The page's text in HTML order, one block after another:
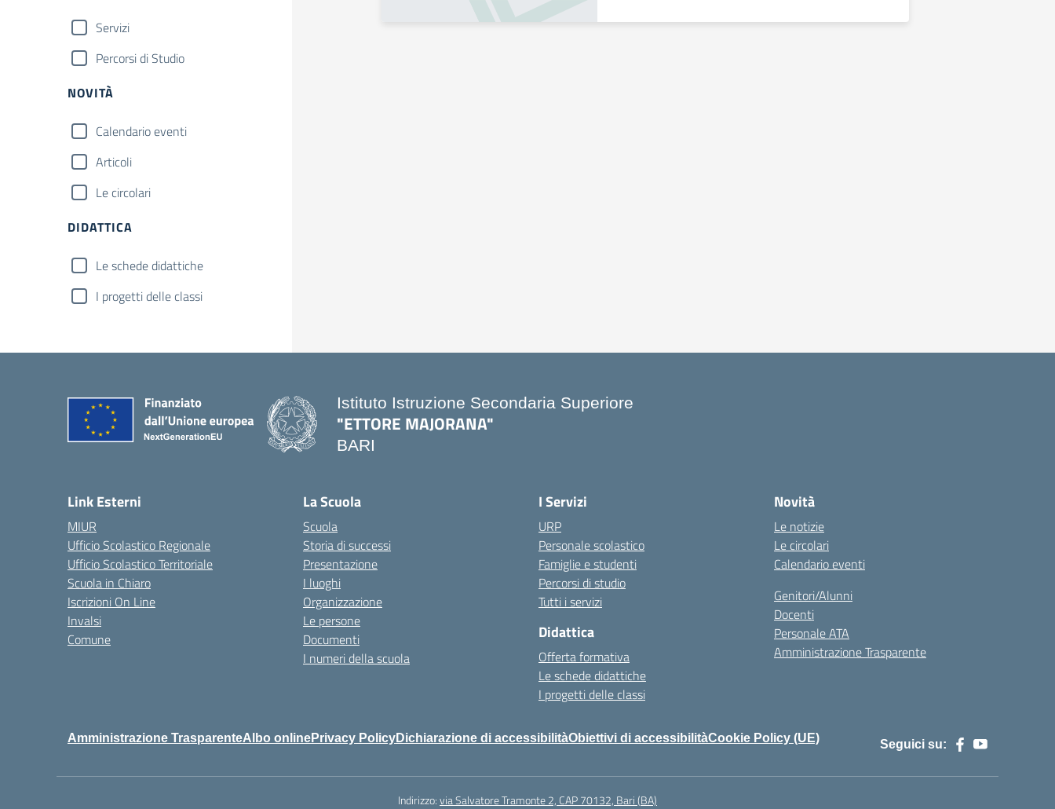
Servizi
Percorsi di Studio
NOVITÀ
Calendario eventi
Articoli
Le circolari
DIDATTICA
Le schede didattiche
I progetti delle classi
Istituto Istruzione Secondaria Superiore
"ETTORE MAJORANA"
BARI
Link Esterni
MIUR
Ufficio Scolastico Regionale
Ufficio Scolastico Territoriale
Scuola in Chiaro
Iscrizioni On Line
Invalsi
Comune
La Scuola
Scuola
Storia di successi
Presentazione
I luoghi
Organizzazione
Le persone
Documenti
I numeri della scuola
I Servizi
URP
Personale scolastico
Famiglie e studenti
Percorsi di studio
Tutti i servizi
Didattica
Offerta formativa
Le schede didattiche
I progetti delle classi
Novità
Le notizie
Le circolari
Calendario eventi
Genitori/Alunni
Docenti
Personale ATA
Amministrazione Trasparente
Amministrazione TrasparenteAlbo onlinePrivacy PolicyDichiarazione di accessibilitàObiettivi di accessibilitàCookie Policy (UE) Seguici su:
Indirizzo:via Salvatore Tramonte 2, CAP 70132, Bari (BA)